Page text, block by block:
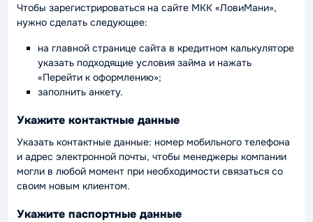
Чтобы зарегистрироваться на сайте МКК «ЛовиМани»,
нужно сделать следующее:
на главной странице сайта в кредитном калькуляторе
указать подходящие условия займа и нажать
«Перейти к оформлению»;
заполнить анкету.
Укажите контактные данные
Указать контактные данные: номер мобильного телефона
и адрес электронной почты, чтобы менеджеры компании
могли в любой момент при необходимости связаться со
своим новым клиентом.
Укажите паспортные данные